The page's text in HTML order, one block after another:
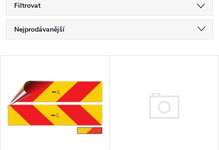
Filtrovat
Ř
a
e
n
Nejprodávanější
Abecedně
ý
p